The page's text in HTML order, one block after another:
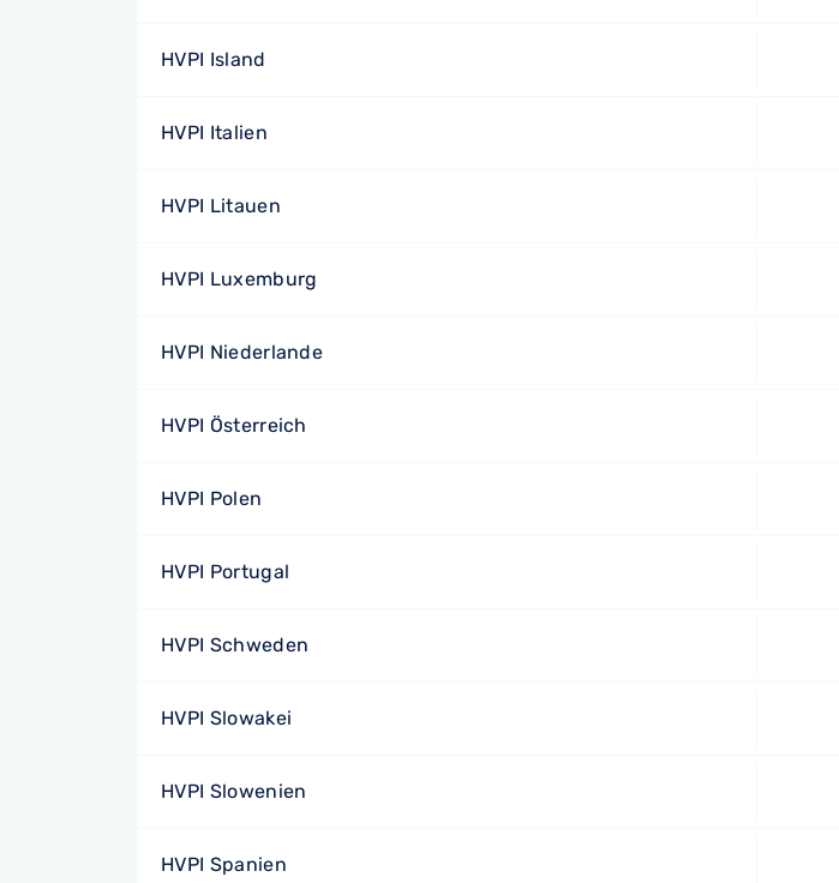
HVPI Island
HVPI Italien
HVPI Litauen
HVPI Luxemburg
HVPI Niederlande
HVPI Österreich
HVPI Polen
HVPI Portugal
HVPI Schweden
HVPI Slowakei
HVPI Slowenien
HVPI Spanien